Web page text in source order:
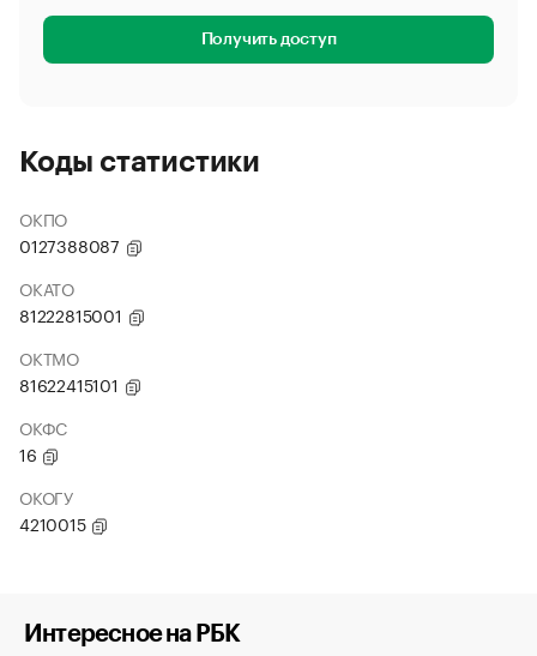
Получить доступ
Коды статистики
ОКПО
0127388087
ОКАТО
81222815001
ОКТМО
81622415101
ОКФС
16
ОКОГУ
4210015
Интересное на РБК